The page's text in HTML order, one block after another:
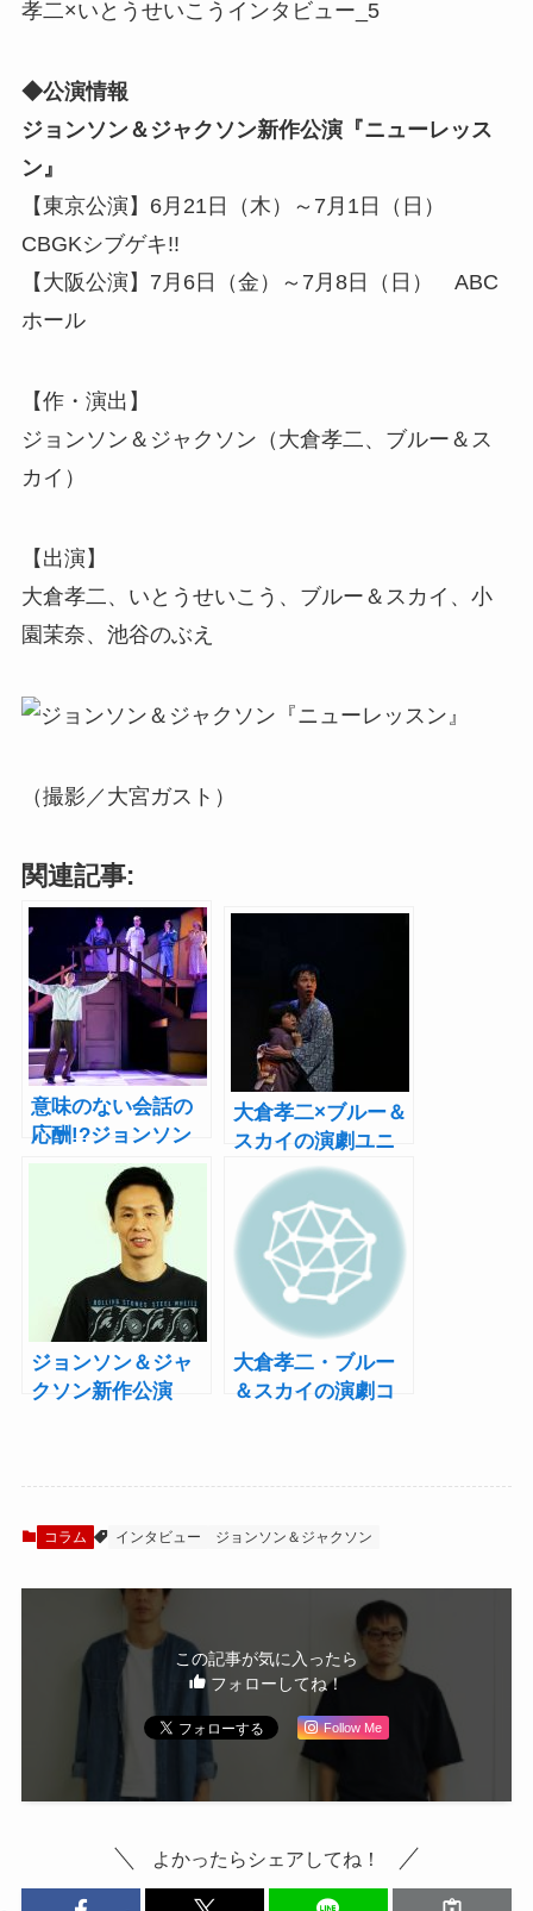
◆公演情報
ジョンソン＆ジャクソン新作公演『ニューレッス
ン』
【東京公演】6月21日（木）～7月1日（日）
CBGKシブゲキ!!
【大阪公演】7月6日（金）～7月8日（日） ABC
ホール
【作・演出】
ジョンソン＆ジャクソン（大倉孝二、ブルー＆ス
カイ）
【出演】
大倉孝二、いとうせいこう、ブルー＆スカイ、小
園茉奈、池谷のぶえ
（撮影／大宮ガスト）
関連記事:
意味のない会話の
応酬!?ジョンソン
＆ジャクソン『ニ
ューレッスン』公
演レポート
大倉孝二×ブルー＆
スカイの演劇ユニ
ット“ジョンソン＆
ジャクソン”最新作
『夜にて』開幕！
バカバカしいのに
サスペンス！あっ
という間の2時間！
ジョンソン＆ジャ
クソン新作公演
ろが良い」
大倉孝二・ブルー
＆スカイの演劇コ
定！
コラム インタビュー ジョンソン＆ジャクソン
この記事が気に入ったら
フォローしてね！
Follow Me
よかったらシェアしてね！